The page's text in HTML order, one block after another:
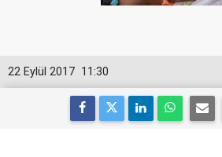
11:30
22 Eylül 2017